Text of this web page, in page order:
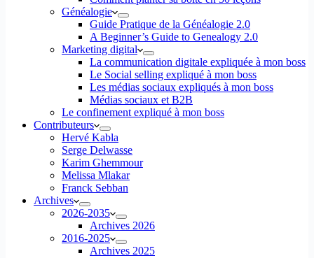
Généalogie
Guide Pratique de la Généalogie 2.0
A Beginner’s Guide to Genealogy 2.0
Marketing digital
La communication digitale expliquée à mon boss
Le Social selling expliqué à mon boss
Les médias sociaux expliqués à mon boss
Médias sociaux et B2B
Le confinement expliqué à mon boss
Contributeurs
Hervé Kabla
Serge Delwasse
Karim Ghemmour
Melissa Mlakar
Franck Sebban
Archives
2026-2035
Archives 2026
2016-2025
Archives 2025